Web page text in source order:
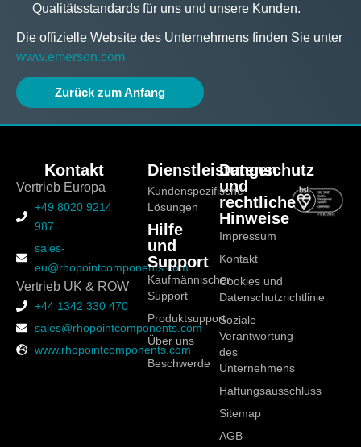
Qualitätsstandards für uns und unsere Kunden.
Die offizielle Website des Unternehmens finden Sie unter
www.emerson.com
Zurück zum Anfang
Kontakt
Vertrieb Europa
+49 8020 9214
987
sales-
eu@rhopointcomponents.com
Vertrieb UK & ROW
+44 1342 330 470
sales@rhopointcomponents.com
www.rhopointcomponents.com
Dienstleistungen
Kundenspezifische
Lösungen
Hilfe
und
Support
Kaufmännischer
Support
Produktsupport
Über uns
Beschwerde
Datenschutz
und
rechtliche
Hinweise
Impressum
Kontakt
Cookies und
Datenschutzrichtlinie
Soziale
Verantwortung
des
Unternehmens
Haftungsausschluss
Sitemap
AGB